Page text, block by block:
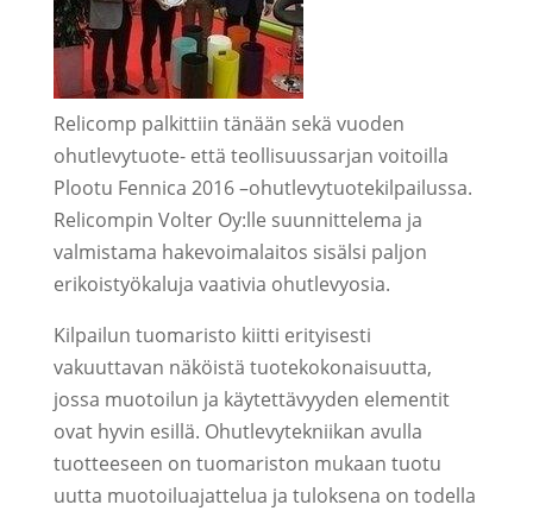
Relicomp palkittiin tänään sekä vuoden
ohutlevytuote- että teollisuussarjan voitoilla
Plootu Fennica 2016 –ohutlevytuotekilpailussa.
Relicompin Volter Oy:lle suunnittelema ja
valmistama hakevoimalaitos sisälsi paljon
erikoistyökaluja vaativia ohutlevyosia.
Kilpailun tuomaristo kiitti erityisesti
vakuuttavan näköistä tuotekokonaisuutta,
jossa muotoilun ja käytettävyyden elementit
ovat hyvin esillä. Ohutlevytekniikan avulla
tuotteeseen on tuomariston mukaan tuotu
uutta muotoiluajattelua ja tuloksena on todella